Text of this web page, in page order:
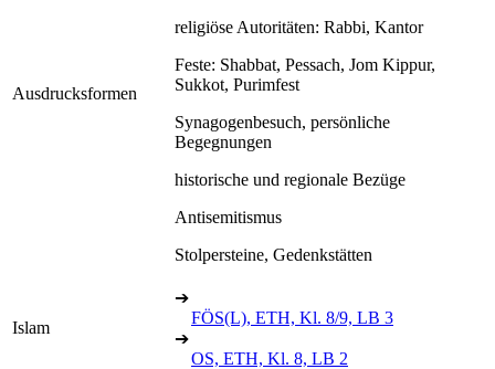
Ausdrucksformen
religiöse Autoritäten: Rabbi, Kantor
Feste: Shabbat, Pessach, Jom Kippur,
Sukkot, Purimfest
Synagogenbesuch, persönliche
Begegnungen
historische und regionale Bezüge
Antisemitismus
Stolpersteine, Gedenkstätten
Islam
➔
FÖS(L), ETH, Kl. 8/9, LB 3
➔
OS, ETH, Kl. 8, LB 2